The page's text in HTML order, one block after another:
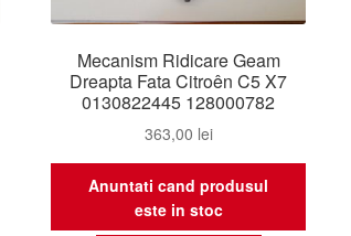
Mecanism Ridicare Geam
Dreapta Fata Citroên C5 X7
0130822445 128000782
363,00 lei
Anuntati cand produsul
este in stoc